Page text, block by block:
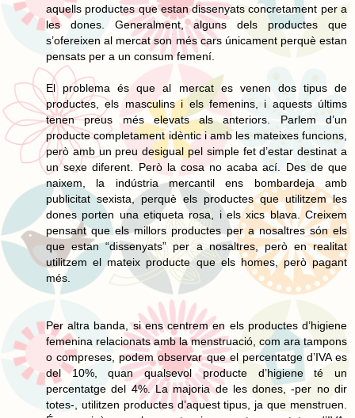
aquells productes que estan dissenyats concretament per a
les dones. Generalment, alguns dels productes que
s’ofereixen al mercat son més cars únicament perquè estan
pensats per a un consum femení.
El problema és que al mercat es venen dos tipus de
productes, els masculins i els femenins, i aquests últims
tenen preus més elevats als anteriors. Parlem d’un
producte completament idèntic i amb les mateixes funcions,
però amb un preu desigual pel simple fet d’estar destinat a
un sexe diferent. Però la cosa no acaba ací. Des de que
naixem, la indústria mercantil ens bombardeja amb
publicitat sexista, perquè els productes que utilitzem les
dones porten una etiqueta rosa, i els xics blava. Creixem
pensant que els millors productes per a nosaltres són els
que estan “dissenyats” per a nosaltres, però en realitat
utilitzem el mateix producte que els homes, però pagant
més.
Per altra banda, si ens centrem en els productes d’higiene
femenina relacionats amb la menstruació, com ara tampons
o compreses, podem observar que el percentatge d’IVA es
del 10%, quan qualsevol producte d’higiene té un
percentatge del 4%. La majoria de les dones, -per no dir
totes-, utilitzen productes d’aquest tipus, ja que menstruen.